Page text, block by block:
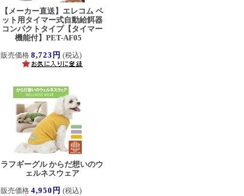
【メーカー直送】エレコム ペ
ット用タイマー式自動給餌器
コンパクトタイプ【タイマー
機能付】PET-AF05
販売価格 8,723円 (税込)
ラフギーグル からだ想いのウ
ェルネスウェア
販売価格 4,950円 (税込)